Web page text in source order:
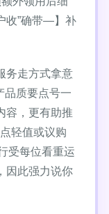
收”确带—】补
务走方式拿意
品质要点号一
容，更有助推
轻值或议购
受每位看重运
因此强力说你